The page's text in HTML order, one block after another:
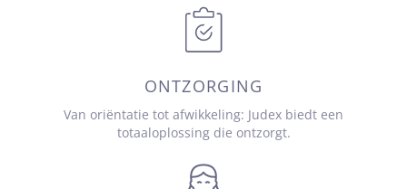
ONTZORGING
Van oriëntatie tot afwikkeling: Judex biedt een
totaaloplossing die ontzorgt.